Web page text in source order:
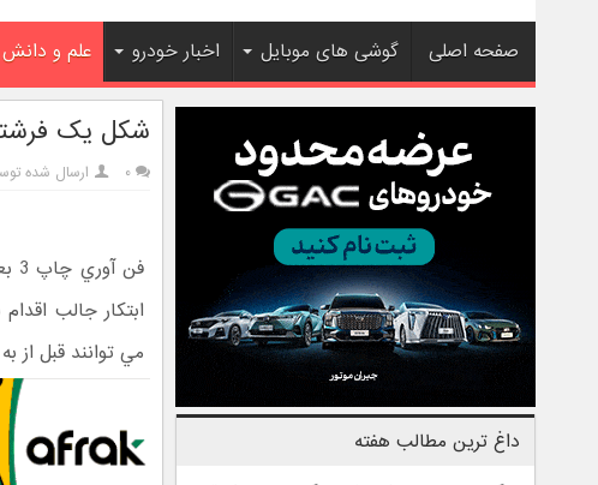
صفحه اصلی گوشی های موبایل اخبار خودرو علم و دانش
شکل يک فرشته : چاپ مدل ۳
۰ ارسال شده
مي توانند قبل از به دنيا
داغ ترین مطالب هفته